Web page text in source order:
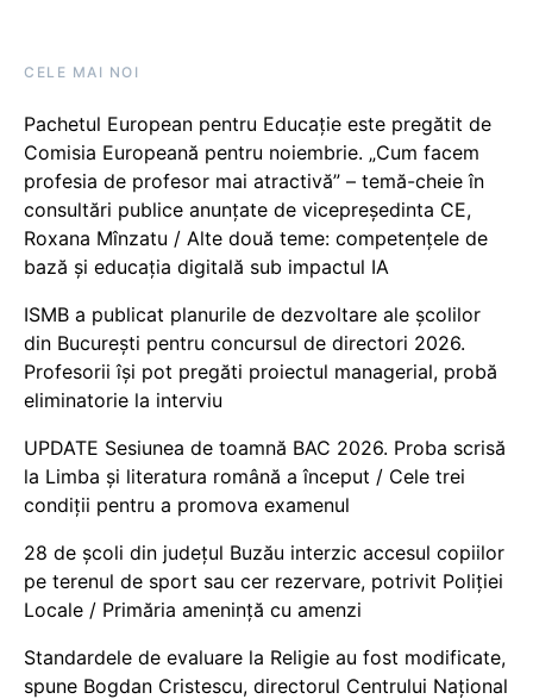
CELE MAI NOI
Pachetul European pentru Educație este pregătit de
Comisia Europeană pentru noiembrie. „Cum facem
profesia de profesor mai atractivă” – temă-cheie în
consultări publice anunțate de vicepreședinta CE,
Roxana Mînzatu / Alte două teme: competențele de
bază și educația digitală sub impactul IA
ISMB a publicat planurile de dezvoltare ale școlilor
din București pentru concursul de directori 2026.
Profesorii își pot pregăti proiectul managerial, probă
eliminatorie la interviu
UPDATE Sesiunea de toamnă BAC 2026. Proba scrisă
la Limba și literatura română a început / Cele trei
condiții pentru a promova examenul
28 de școli din județul Buzău interzic accesul copiilor
pe terenul de sport sau cer rezervare, potrivit Poliției
Locale / Primăria amenință cu amenzi
Standardele de evaluare la Religie au fost modificate,
spune Bogdan Cristescu, directorul Centrului Național